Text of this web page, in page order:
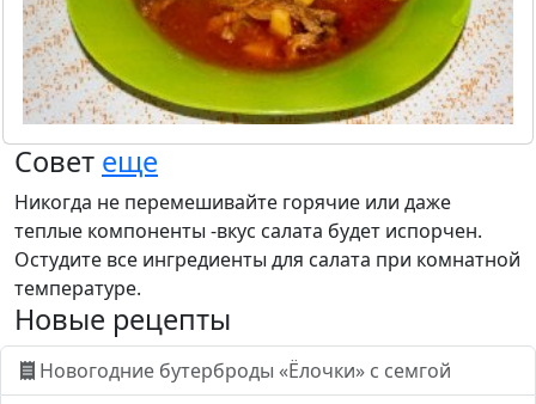
Совет еще
Никогда не перемешивайте горячие или даже
теплые компоненты -вкус салата будет испорчен.
Остудите все ингредиенты для салата при комнатной
температуре.
Новые рецепты
Новогодние бутерброды «Ёлочки» с семгой